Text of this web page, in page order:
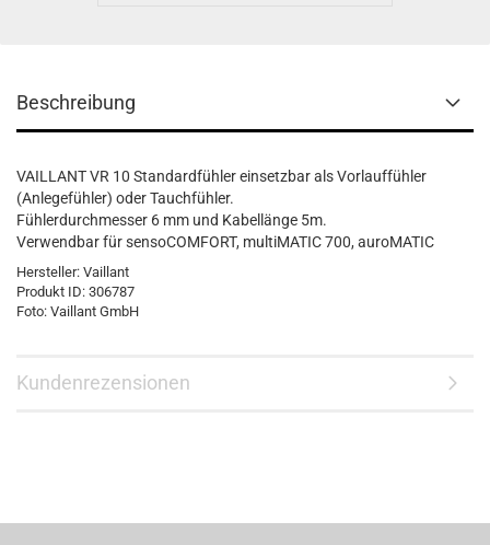
Beschreibung
VAILLANT VR 10 Standardfühler einsetzbar als Vorlauffühler
(Anlegefühler) oder Tauchfühler.
Fühlerdurchmesser 6 mm und Kabellänge 5m.
Verwendbar für sensoCOMFORT, multiMATIC 700, auroMATIC
Hersteller: Vaillant
Produkt ID: 306787
Foto: Vaillant GmbH
Kundenrezensionen